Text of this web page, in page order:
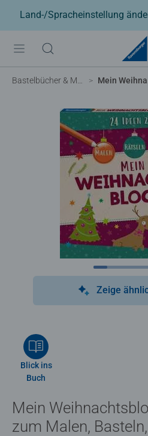
Land-/Spracheinstellung
Bastelbücher & Malbücher Mein Weihnachtsblock: 24 Ideen zum Malen, Basteln, Rätseln
Zeige
Blick ins
Buch
Mein
zum Malen,